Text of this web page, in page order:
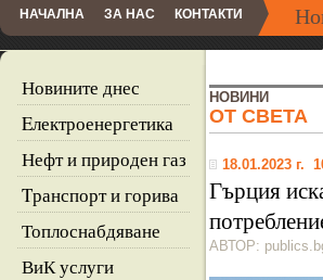
НАЧАЛНА ЗА НАС КОНТАКТИ
Новините днес
Eлектроенергетика
Нефт и природен газ
Tранспорт и горива
Топлоснабдяване
ВиК услуги
НОВИНИ
ОТ СВЕТА
18.01.2023 г.
Гърция
АВТОР: